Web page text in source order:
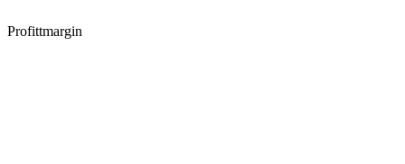
Profittmargin